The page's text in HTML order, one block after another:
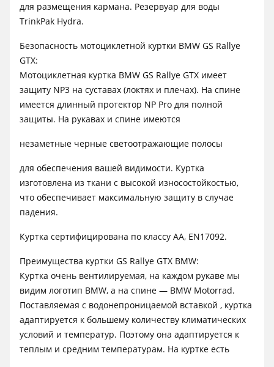
для размещения кармана. Резервуар для воды
TrinkPak Hydra.
Безопасность мотоциклетной куртки BMW GS Rallye
GTX:
Мотоциклетная куртка BMW GS Rallye GTX имеет
защиту NP3 на суставах (локтях и плечах). На спине
имеется длинный протектор NP Pro для полной
защиты. На рукавах и спине имеются
незаметные черные светоотражающие полосы
для обеспечения вашей видимости. Куртка
изготовлена ​​из ткани с высокой износостойкостью,
что обеспечивает максимальную защиту в случае
падения.
Куртка сертифицирована по классу AA, EN17092.
Преимущества куртки GS Rallye GTX BMW:
Куртка очень вентилируемая, на каждом рукаве мы
видим логотип BMW, а на спине — BMW Motorrad.
Поставляемая с водонепроницаемой вставкой , куртка
адаптируется к большему количеству климатических
условий и температур. Поэтому она адаптируется к
теплым и средним температурам. На куртке есть